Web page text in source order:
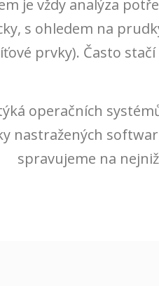
je vždy analýza
s ohledem na
prvky). Často
operačních
nastražených
spravujeme na